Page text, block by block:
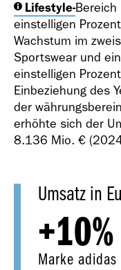
2020
2019
Lifestyle-Bereich
einstelligen
Wachstum im
Sportswear und
einstelligen
Einbeziehung des
der
erhöhte sich der
8.136 Mio. €
Umsatz in
+10%
Marke